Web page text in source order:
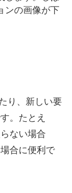
ンの画像が下
り、新しい要
。たとえ
ない場合
合に便利で